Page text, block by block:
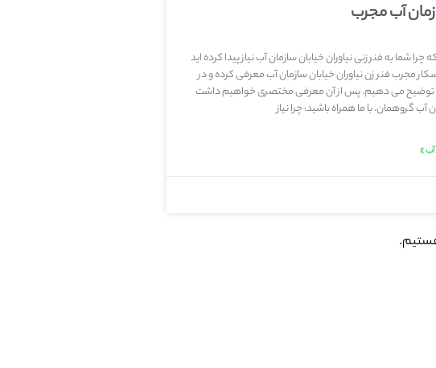
آب مجرب
شما به فنر زنی نیاوران خیابان سازمان آب نیاز پیدا کرده اید
فنر زن نیاوران خیابان سازمان آب معرفی کرده و در
را توضیح می دهیم. پس از آن معرفی مختصری خواهیم داشت
آب گروهمان. با ما همراه باشید: چرا نیاز
»